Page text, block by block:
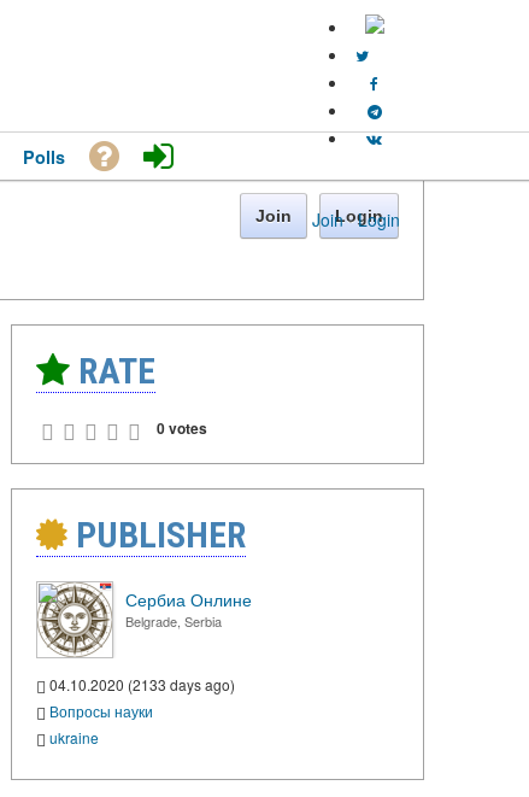
Join · Login
Polls
Join Login
RATE
0 votes
PUBLISHER
Сербиа Онлине
Belgrade, Serbia
04.10.2020 (2133 days ago)
Вопросы науки
ukraine